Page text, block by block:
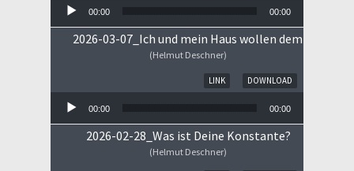
00:00 00:00
2026-03-07_Ich und mein Haus wollen dem HERRN
(Helmut Deschner)
DOWNLOAD
LINK
00:00 00:00
2026-02-28_Was ist Deine Konstante?
(Helmut Deschner)